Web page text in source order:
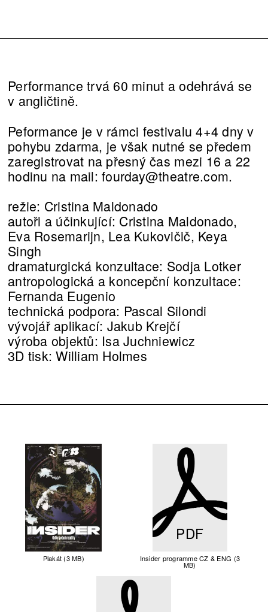
Performance trvá 60 minut a odehrává se
v angličtině.
Peformance je v rámci festivalu 4+4 dny v
pohybu zdarma, je však nutné se předem
zaregistrovat na přesný čas mezi 16 a 22
hodinu na mail: fourday@theatre.com.
režie: Cristina Maldonado
autoři a účinkující: Cristina Maldonado,
Eva Rosemarijn, Lea Kukovičič, Keya
Singh
dramaturgická konzultace: Sodja Lotker
antropologická a koncepční konzultace:
Fernanda Eugenio
technická podpora: Pascal Silondi
vývojář aplikací: Jakub Krejčí
výroba objektů: Isa Juchniewicz
3D tisk: William Holmes
Plakát (3 MB)
PDF
Insider programme CZ & ENG (3
MB)